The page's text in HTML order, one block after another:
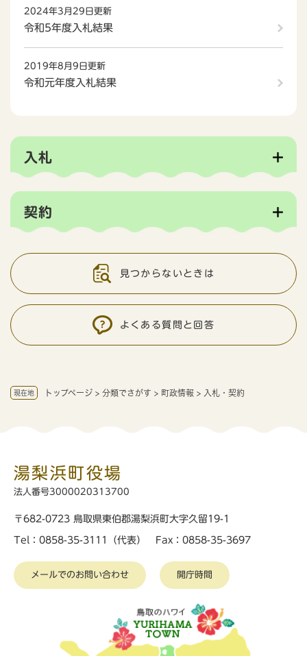
現在地 トップページ > 分類でさがす > 町政情報 > 入札・契約
2024年3月29日更新
令和5年度入札結果
2019年8月9日更新
令和元年度入札結果
入札
契約
見つからないときは
よくある質問と回答
湯梨浜町役場
法人番号3000020313700
〒682-0723 鳥取県東伯郡湯梨浜町大字久留19-1
Tel：0858-35-3111（代表） Fax：0858-35-3697
メールでのお問い合わせ 開庁時間